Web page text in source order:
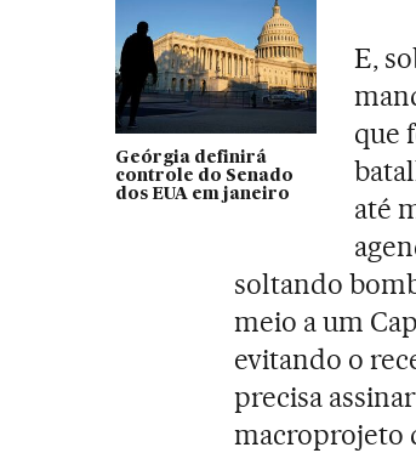
Geórgia definirá
controle do Senado
dos EUA em janeiro
E,
que
até
soltando
meio a um
evitando o
precisa
macroprojeto